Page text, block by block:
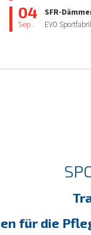
04
Sep.
SFR-
EVO
für die